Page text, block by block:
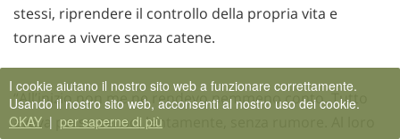
stessi, riprendere il controllo della propria vita e
tornare a vivere senza catene.
“All’inizio non me ne rendevo nemmeno conto. Tutto
aveva perso senso, lentamente, senza rumore. Al loro
I cookie aiutano il nostro sito web a funzionare correttamente.
Usando il nostro sito web, acconsenti al nostro uso dei cookie.
OKAY | per saperne di più